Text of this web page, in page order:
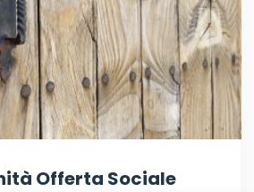
Offerta Sociale